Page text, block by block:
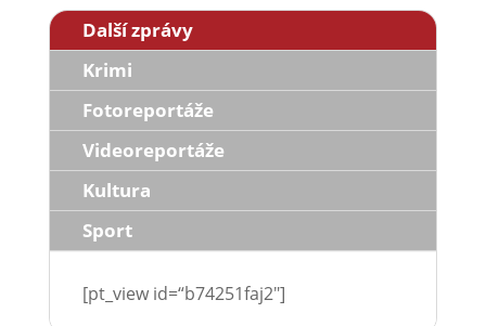
Další zprávy
Krimi
Fotoreportáže
Videoreportáže
Kultura
Sport
[pt_view id=“b74251faj2″]